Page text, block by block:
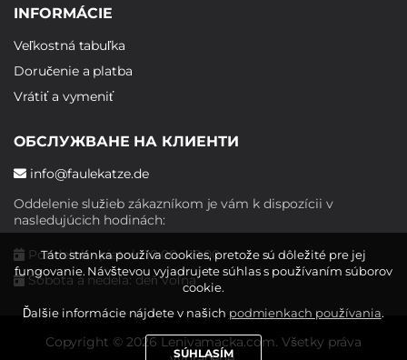
INFORMÁCIE
Veľkostná tabuľka
Doručenie a platba
Vrátiť a vymeniť
ОБСЛУЖВАНЕ НА КЛИЕНТИ
info@faulekatze.de
Oddelenie služieb zákazníkom je vám k dispozícii v
nasledujúcich hodinách:
Pondelok - piatok: 10:00 - 19:00
Sobota a nedeľa: deň voľna
Copyright © 2026 Lenivamacka.com. Všetky práva
Táto stránka používa cookies, pretože sú dôležité pre jej
fungovanie. Návštevou vyjadrujete súhlas s používaním súborov
cookie.
Ďalšie informácie nájdete v našich podmienkach používania.
SÚHLASÍM